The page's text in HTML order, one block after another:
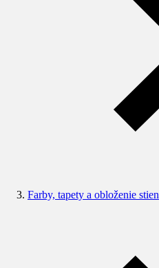
Farby, tapety a obloženie stien